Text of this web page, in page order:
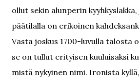
ollut sekin alunperin
päätilalla on erikoinen
Vasta joskus 1700-luvulla talosta
se on tullut erityisen kuuluisaksi
mistä nykyinen nimi. Ironista